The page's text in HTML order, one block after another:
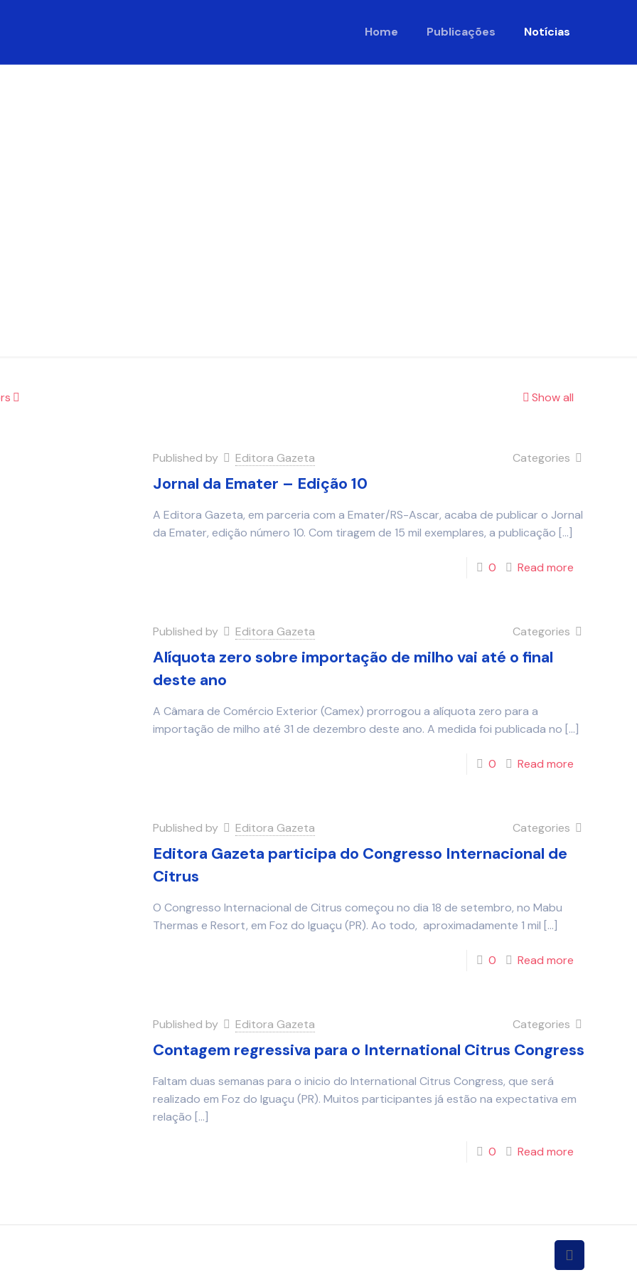
Home Publicações Notícias
Show all
Published by Editora Gazeta Categories
Jornal da Emater – Edição 10
A Editora Gazeta, em parceria com a Emater/RS-Ascar, acaba de publicar o Jornal
da Emater, edição número 10. Com tiragem de 15 mil exemplares, a publicação […]
0 Read more
Published by Editora Gazeta Categories
Alíquota zero sobre importação de milho vai até o final
deste ano
A Câmara de Comércio Exterior (Camex) prorrogou a alíquota zero para a
importação de milho até 31 de dezembro deste ano. A medida foi publicada no […]
0 Read more
Published by Editora Gazeta Categories
Editora Gazeta participa do Congresso Internacional de
Citrus
O Congresso Internacional de Citrus começou no dia 18 de setembro, no Mabu
Thermas e Resort, em Foz do Iguaçu (PR). Ao todo, aproximadamente 1 mil […]
0 Read more
Published by Editora Gazeta Categories
Contagem regressiva para o International Citrus Congress
Faltam duas semanas para o inicio do International Citrus Congress, que será
realizado em Foz do Iguaçu (PR). Muitos participantes já estão na expectativa em
relação […]
0 Read more